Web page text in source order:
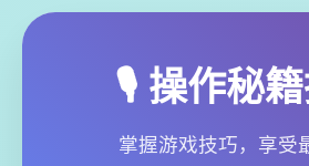
🎙️ 操作秘
掌握游戏技巧，享受